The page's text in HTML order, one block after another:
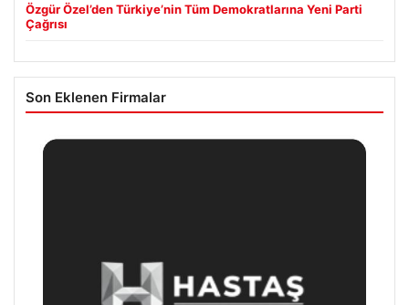
Özgür Özel’den Türkiye’nin Tüm Demokratlarına Yeni Parti
Çağrısı
Son Eklenen Firmalar